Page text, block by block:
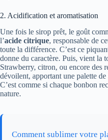
2. Acidification et aromatisation
Une fois le sirop prêt, le goût
l’acide citrique, responsable de
toute la différence. C’est ce
donne du caractère. Puis, vient la
Strawberry, citron, ou encore des
dévoilent, apportant une palette
C’est comme si chaque bonbon
nature.
Comment sublimer votre